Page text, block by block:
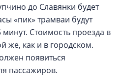
до Славянки будет
«пик» трамваи будут
Стоимость проезда в
же, как и в городском.
появиться
пассажиров.